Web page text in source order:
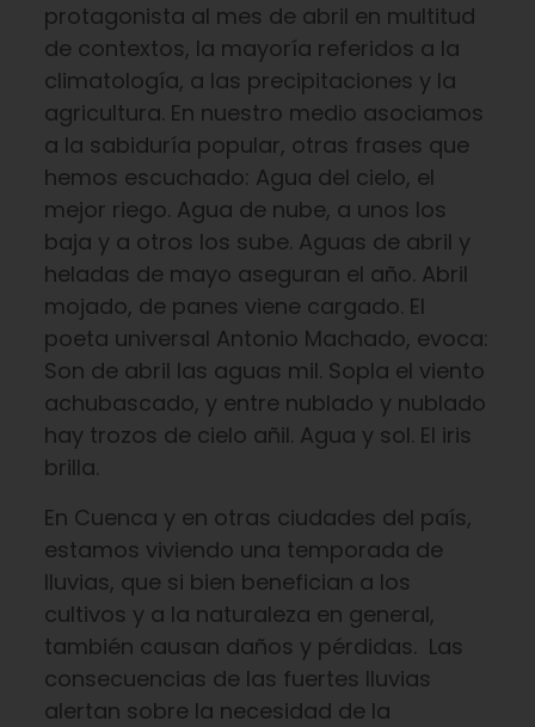
protagonista al mes de abril en multitud
de contextos, la mayoría referidos a la
climatología, a las precipitaciones y la
agricultura. En nuestro medio asociamos
a la sabiduría popular, otras frases que
hemos escuchado: Agua del cielo, el
mejor riego. Agua de nube, a unos los
baja y a otros los sube. Aguas de abril y
heladas de mayo aseguran el año. Abril
mojado, de panes viene cargado. El
poeta universal Antonio Machado, evoca:
Son de abril las aguas mil. Sopla el viento
achubascado, y entre nublado y nublado
hay trozos de cielo añil. Agua y sol. El iris
brilla.
En Cuenca y en otras ciudades del país,
estamos viviendo una temporada de
lluvias, que si bien benefician a los
cultivos y a la naturaleza en general,
también causan daños y pérdidas. Las
consecuencias de las fuertes lluvias
alertan sobre la necesidad de la